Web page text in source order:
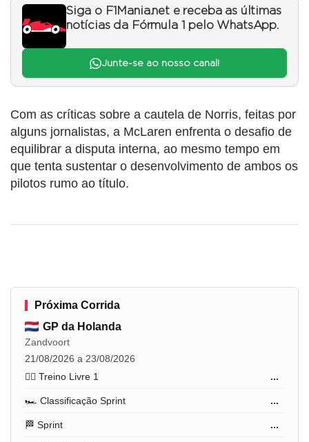
Siga o F1Mania.net e receba as últimas
notícias da Fórmula 1 pelo WhatsApp.
Junte-se ao nosso canal!
Com as críticas sobre a cautela de Norris, feitas por
alguns jornalistas, a McLaren enfrenta o desafio de
equilibrar a disputa interna, ao mesmo tempo em
que tenta sustentar o desenvolvimento de ambos os
pilotos rumo ao título.
Próxima Corrida
GP da Holanda
Zandvoort
21/08/2026 a 23/08/2026
🏋️‍♂️ Treino Livre 1
...
🏎️ Classificação Sprint ...
🏁 Sprint ...